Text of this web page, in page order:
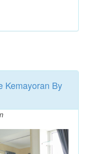
Kemayoran By